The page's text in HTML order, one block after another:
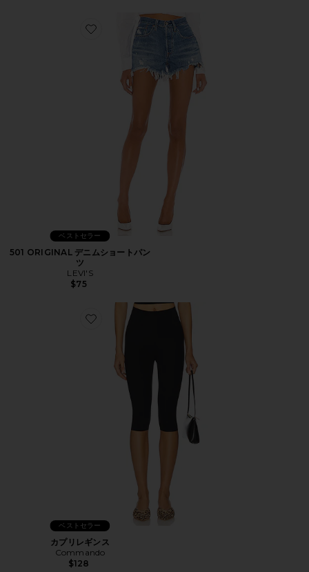
Favorite 501 ORIGINAL デニムショートパンツ
ベストセラー
501 ORIGINAL デニムショートパン
ツ
LEVI'S
$75
Favorite カプリレギンス
ベストセラー
カプリレギンス
Commando
$128